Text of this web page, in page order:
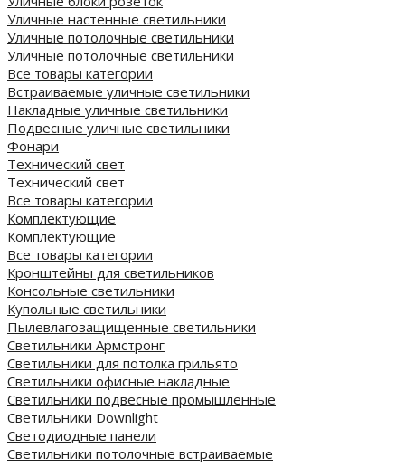
Уличные настенные светильники
Уличные потолочные светильники
Уличные потолочные светильники
Все товары категории
Встраиваемые уличные светильники
Накладные уличные светильники
Подвесные уличные светильники
Фонари
Технический свет
Технический свет
Все товары категории
Комплектующие
Комплектующие
Все товары категории
Кронштейны для светильников
Консольные светильники
Купольные светильники
Пылевлагозащищенные светильники
Светильники Армстронг
Светильники для потолка грильято
Светильники офисные накладные
Светильники подвесные промышленные
Светильники Downlight
Светодиодные панели
Cветильники потолочные встраиваемые